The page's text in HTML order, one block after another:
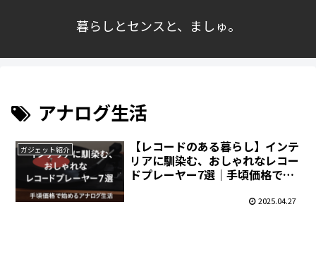
暮らしとセンスと、ましゅ。
アナログ生活
ガジェット紹介
【レコードのある暮らし】インテ
リアに馴染む、おしゃれなレコー
ドプレーヤー7選｜手頃価格で始
2025.04.27